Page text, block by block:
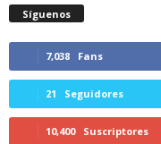
Síguenos
7,038 Fans
21 Seguidores
10,400 Suscriptores